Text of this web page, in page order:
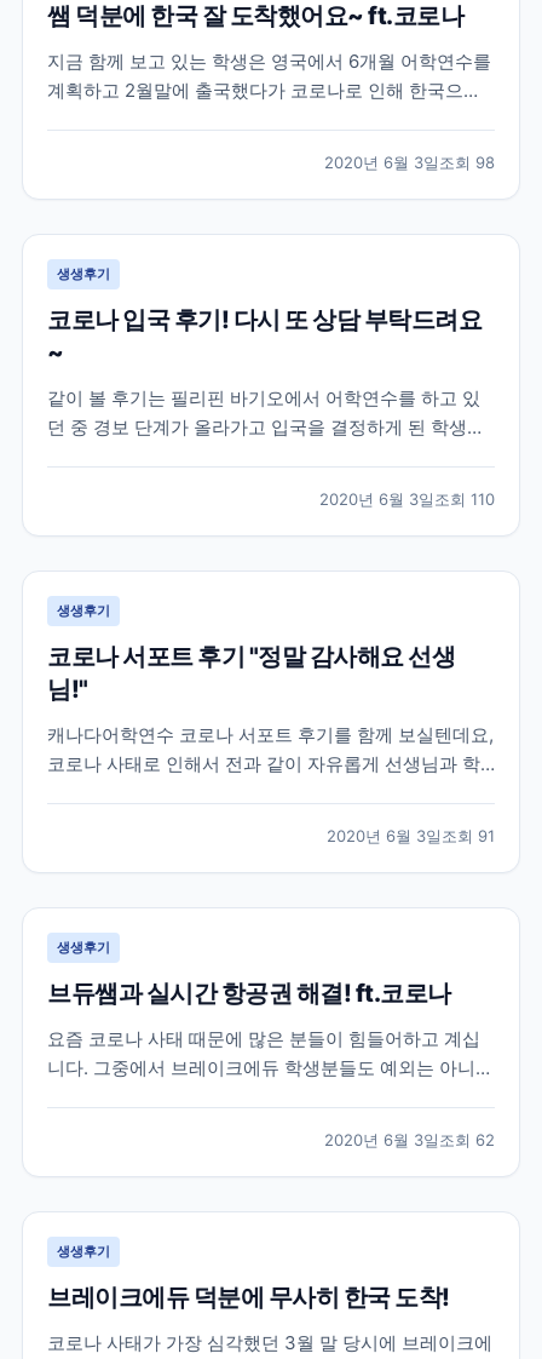
쌤 덕분에 한국 잘 도착했어요~ ft.코로나
지금 함께 보고 있는 학생은 영국에서 6개월 어학연수를
계획하고 2월말에 출국했다가 코로나로 인해 한국으로
으로 아무래도 시기가 시기인지라 돌아오는 항공편을 구
하기 어렵다보니 브레이크에듀 쌤에게 항공권에 대한 조
언과...
2020년 6월 3일조회 98
생생후기
코로나 입국 후기! 다시 또 상담 부탁드려요
~
같이 볼 후기는 필리핀 바기오에서 어학연수를 하고 있
던 중 경보 단계가 올라가고 입국을 결정하게 된 학생과
이 한국으로 귀국하기 위해 이용해야 하는 상황인데도
공항까지 이동조차 어려워 지던 상황이라 상황이 매우
급...
2020년 6월 3일조회 110
생생후기
코로나 서포트 후기 "정말 감사해요 선생
님!"
캐나다어학연수 코로나 서포트 후기를 함께 보실텐데요,
코로나 사태로 인해서 전과 같이 자유롭게 선생님과 학
을 위해 선생님과 학생들이 화상으로 수업하는 온라인
강의로 대체되었는데요. 학원 직원분들도 우리나라와 같
이 재택근...
2020년 6월 3일조회 91
생생후기
브듀쌤과 실시간 항공권 해결! ft.코로나
요즘 코로나 사태 때문에 많은 분들이 힘들어하고 계십
니다. 그중에서 브레이크에듀 학생분들도 예외는 아니었
이었지만 브레이크에듀는 함께 걱정하고 최선을 다해 옆
에서 서포트 해드리는 게 맞다고 생각합니다. 하단 카톡
은...
2020년 6월 3일조회 62
생생후기
브레이크에듀 덕분에 무사히 한국 도착!
코로나 사태가 가장 심각했던 3월 말 당시에 브레이크에